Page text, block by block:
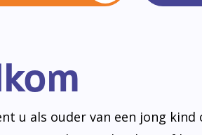
u als ouder van een jong kind